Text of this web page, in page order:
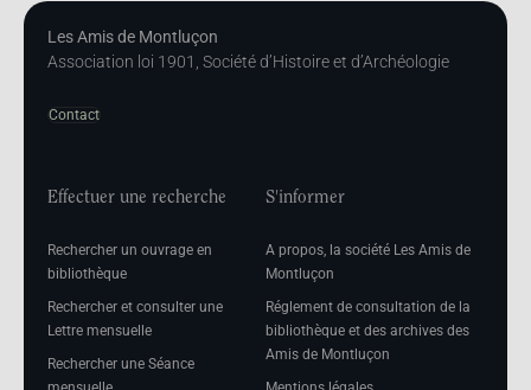
Les Amis de Montluçon
Association loi 1901, Société d’Histoire et d’Archéologie
Contact
Effectuer une recherche
Rechercher un ouvrage en
bibliothèque
Rechercher et consulter une
Lettre mensuelle
Rechercher une Séance
S'informer
A propos, la société Les Amis de
Montluçon
Réglement de consultation de la
bibliothèque et des archives des
Amis de Montluçon